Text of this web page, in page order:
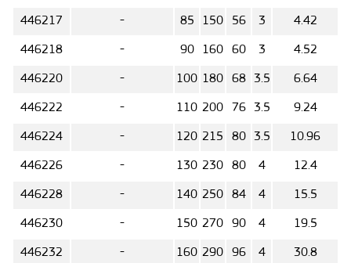
446217 - 85 150 56 3 4.42
446218 - 90 160 60 3 4.52
446220 - 100 180 68 3.5 6.64
446222 - 110 200 76 3.5 9.24
446224 - 120 215 80 3.5 10.96
446226 - 130 230 80 4 12.4
446228 - 140 250 84 4 15.5
446230 - 150 270 90 4 19.5
446232 - 160 290 96 4 30.8